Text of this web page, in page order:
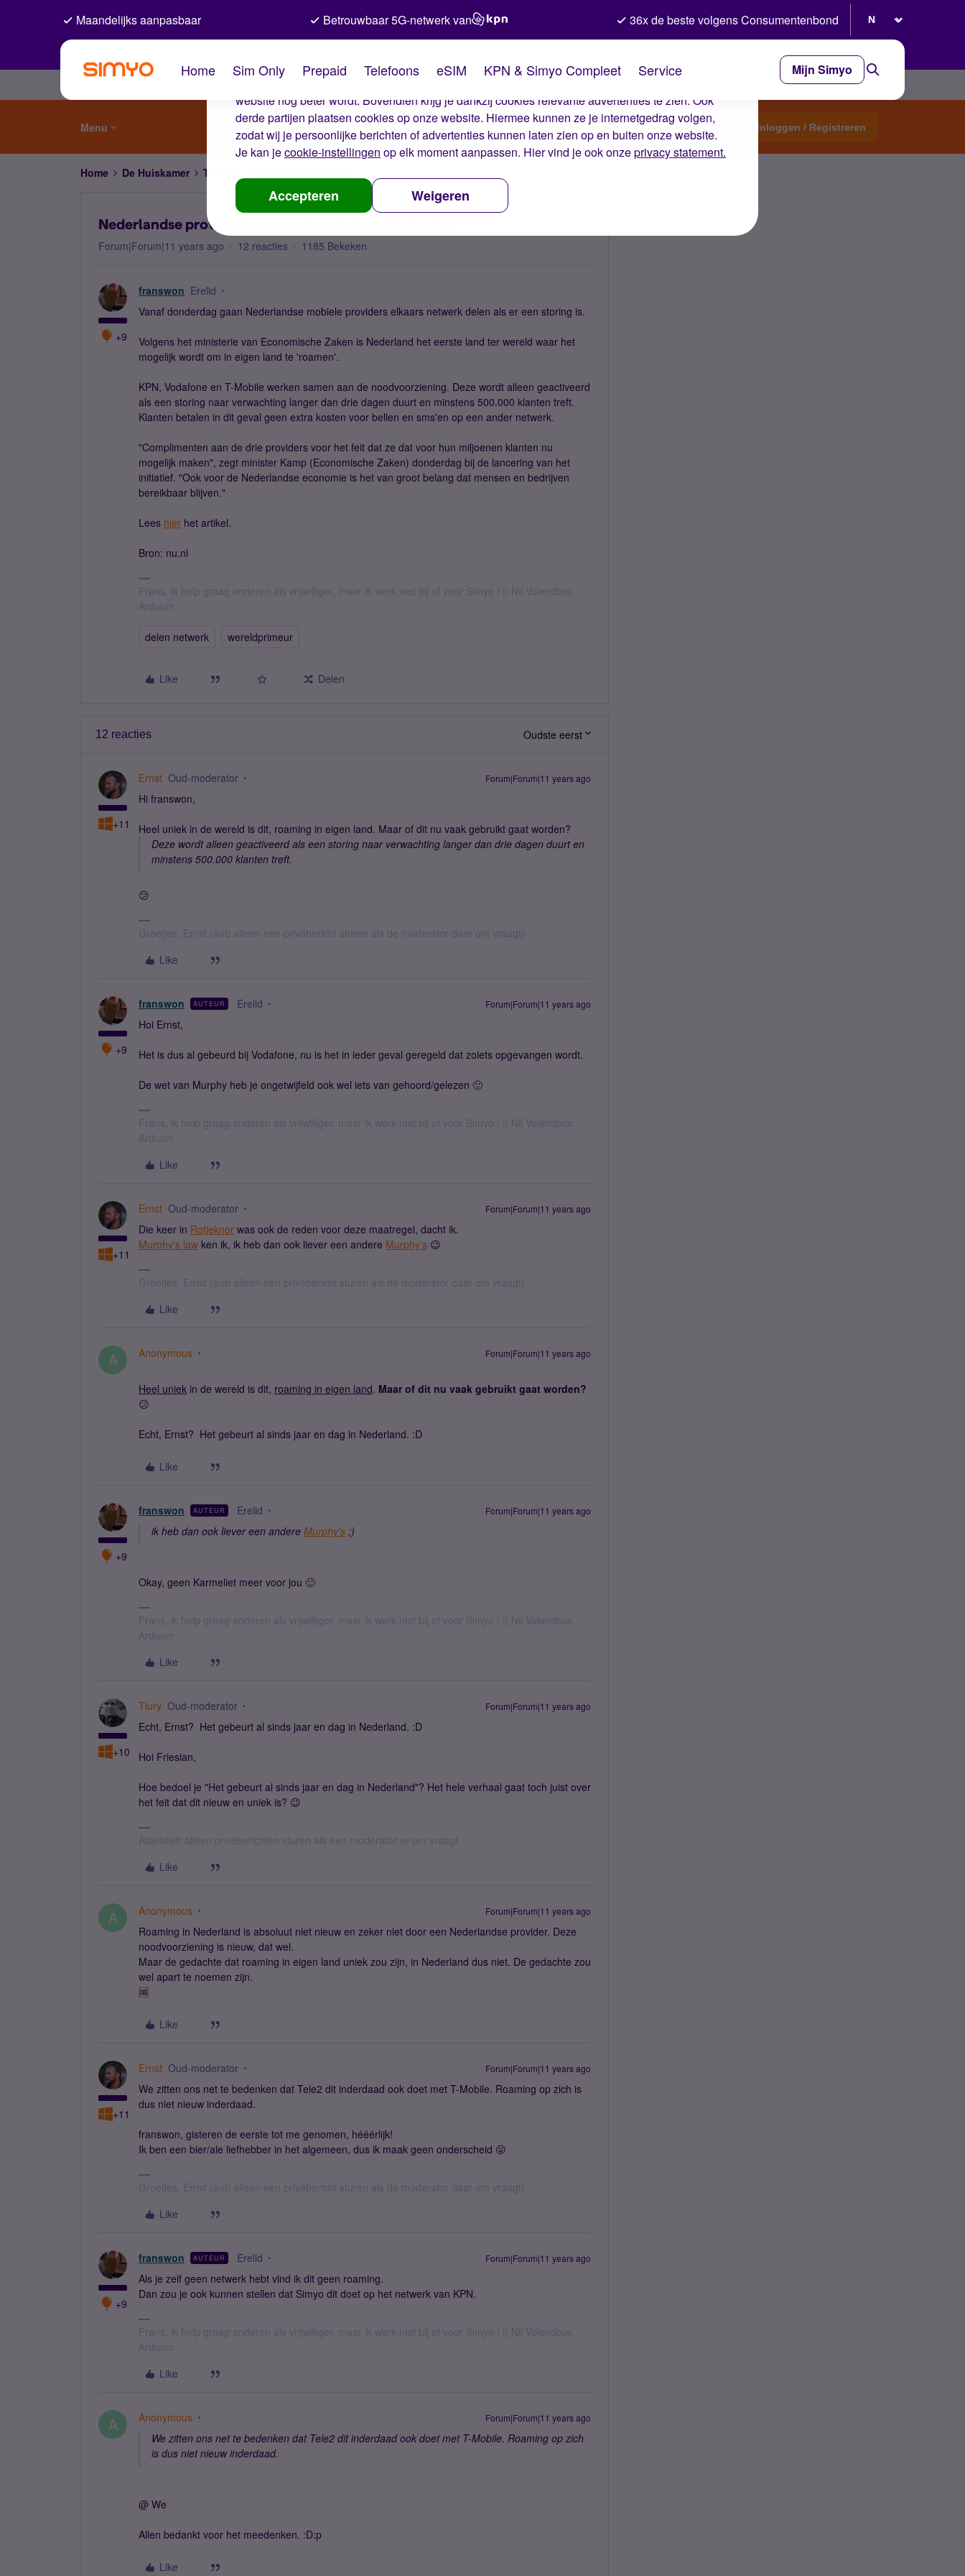
De cookies van Simyo
Wij gebruiken cookies op onze website. Met deze cookies zorgen wij ervoor dat je ervaring op de
website nog beter wordt. Bovendien krijg je dankzij cookies relevante advertenties te zien. Ook
derde partijen plaatsen cookies op onze website. Hiermee kunnen ze je internetgedrag volgen,
zodat wij je persoonlijke berichten of advertenties kunnen laten zien op en buiten onze website.
Je kan jecookie-instellingen op elk moment aanpassen. Hier vind je ook onzeprivacy statement.
Accepteren Weigeren
Maandelijks aanpasbaar Betrouwbaar 5G-netwerk van 36x de beste volgens Consumentenbond
Home Sim Only Prepaid Telefoons eSIM KPN & Simyo Compleet Service Mijn Simyo
Menu Start een topic Inloggen / Registreren
Home De Huiskamer Telecom weetjes en nieuwtjes
Nederlandse providers gaan netwerk delen bij storing
Forum|Forum|11 years ago 12 reacties 1185 Bekeken
+9
franswon Erelid
Vanaf donderdag gaan Nederlandse mobiele providers elkaars netwerk delen als er een storing is.
Volgens het ministerie van Economische Zaken is Nederland het eerste land ter wereld waar het
mogelijk wordt om in eigen land te 'roamen'.
KPN, Vodafone en T-Mobile werken samen aan de noodvoorziening. Deze wordt alleen geactiveerd
als een storing naar verwachting langer dan drie dagen duurt en minstens 500.000 klanten treft.
Klanten betalen in dit geval geen extra kosten voor bellen en sms'en op een ander netwerk.
"Complimenten aan de drie providers voor het feit dat ze dat voor hun miljoenen klanten nu
mogelijk maken", zegt minister Kamp (Economische Zaken) donderdag bij de lancering van het
initiatief. "Ook voor de Nederlandse economie is het van groot belang dat mensen en bedrijven
bereikbaar blijven."
Lees hier het artikel.
Bron: nu.nl
Frans, ik help graag anderen als vrijwilliger, maar ik werk niet bij of voor Simyo ! || Nil Volentibus
Arduum
delen netwerk wereldprimeur
Like Delen
12 reacties Oudste eerst
+11
Ernst Oud-moderator Forum|Forum|11 years ago
Hi franswon,
Heel uniek in de wereld is dit, roaming in eigen land. Maar of dit nu vaak gebruikt gaat worden?
Deze wordt alleen geactiveerd als een storing naar verwachting langer dan drie dagen duurt en
minstens 500.000 klanten treft.
😕
Groetjes, Ernst (aub alleen een privébericht sturen als de moderator daar om vraagt)
Like
+9
franswon AUTEUR Erelid Forum|Forum|11 years ago
Hoi Ernst,
Het is dus al gebeurd bij Vodafone, nu is het in ieder geval geregeld dat zoiets opgevangen wordt.
De wet van Murphy heb je ongetwijfeld ook wel iets van gehoord/gelezen 🙂
Frans, ik help graag anderen als vrijwilliger, maar ik werk niet bij of voor Simyo ! || Nil Volentibus
Arduum
Like
+11
Ernst Oud-moderator Forum|Forum|11 years ago
Die keer in Rotjeknor was ook de reden voor deze maatregel, dacht ik.
Murphy's law ken ik, ik heb dan ook liever een andere Murphy's 😉
Groetjes, Ernst (aub alleen een privébericht sturen als de moderator daar om vraagt)
Like
A Anonymous Forum|Forum|11 years ago
Heel uniek in de wereld is dit, roaming in eigen land. Maar of dit nu vaak gebruikt gaat worden?
😕
Echt, Ernst? Het gebeurt al sinds jaar en dag in Nederland. :D
Like
+9
franswon AUTEUR Erelid Forum|Forum|11 years ago
ik heb dan ook liever een andere Murphy's ;)
Okay, geen Karmeliet meer voor jou 🙂
Frans, ik help graag anderen als vrijwilliger, maar ik werk niet bij of voor Simyo ! || Nil Volentibus
Arduum
Like
+10
Tiury Oud-moderator Forum|Forum|11 years ago
Echt, Ernst? Het gebeurt al sinds jaar en dag in Nederland. :D
Hoi Friesian,
Hoe bedoel je "Het gebeurt al sinds jaar en dag in Nederland"? Het hele verhaal gaat toch juist over
het feit dat dit nieuw en uniek is? 😉
Alsjeblieft alleen privéberichten sturen als een moderator er om vraagt.
Like
A Anonymous Forum|Forum|11 years ago
Roaming in Nederland is absoluut niet nieuw en zeker niet door een Nederlandse provider. Deze
noodvoorziening is nieuw, dat wel.
Maar de gedachte dat roaming in eigen land uniek zou zijn, in Nederland dus niet. De gedachte zou
wel apart te noemen zijn.
🆒
Like
+11
Ernst Oud-moderator Forum|Forum|11 years ago
We zitten ons net te bedenken dat Tele2 dit inderdaad ook doet met T-Mobile. Roaming op zich is
dus niet nieuw inderdaad.
franswon, gisteren de eerste tot me genomen, hééérlijk!
Ik ben een bier/ale liefhebber in het algemeen, dus ik maak geen onderscheid 😛
Groetjes, Ernst (aub alleen een privébericht sturen als de moderator daar om vraagt)
Like
+9
franswon AUTEUR Erelid Forum|Forum|11 years ago
Als je zelf geen netwerk hebt vind ik dit geen roaming.
Dan zou je ook kunnen stellen dat Simyo dit doet op het netwerk van KPN.
Frans, ik help graag anderen als vrijwilliger, maar ik werk niet bij of voor Simyo ! || Nil Volentibus
Arduum
Like
A Anonymous Forum|Forum|11 years ago
We zitten ons net te bedenken dat Tele2 dit inderdaad ook doet met T-Mobile. Roaming op zich
is dus niet nieuw inderdaad.
@ We
Allen bedankt voor het meedenken. :D:p
Like